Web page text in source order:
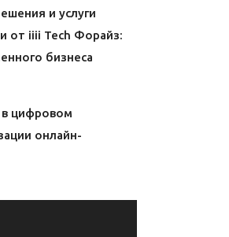
и услуги
от iiii Tech Форайз:
бизнеса
в цифровом
онлайн-